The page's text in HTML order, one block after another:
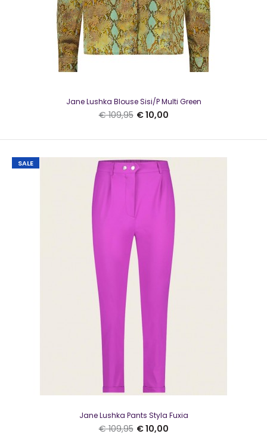
€ 79,95 € 10,00
Jane Lushka Snowy Vest ZwartMooi fijngebreid topje van
Jane Lushka in een viscosemix met een V-hals ..
Jane Lushka Blouse Sisi/P Multi Green
€ 109,95 € 10,00
SALE
Jane Lushka Pants Styla Fuxia
€ 109,95 € 10,00